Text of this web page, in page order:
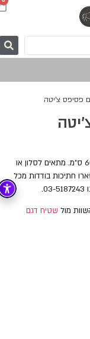
צ'יטה
שטיח פסיפס צ'יטה מפרווה אמיתית, במידות 120*60 ס"מ. מתאים לסלון או
את מראה החדר. מק"ט 0031. נשארו חתיכות בודדות מכל
מולשטיח דגם